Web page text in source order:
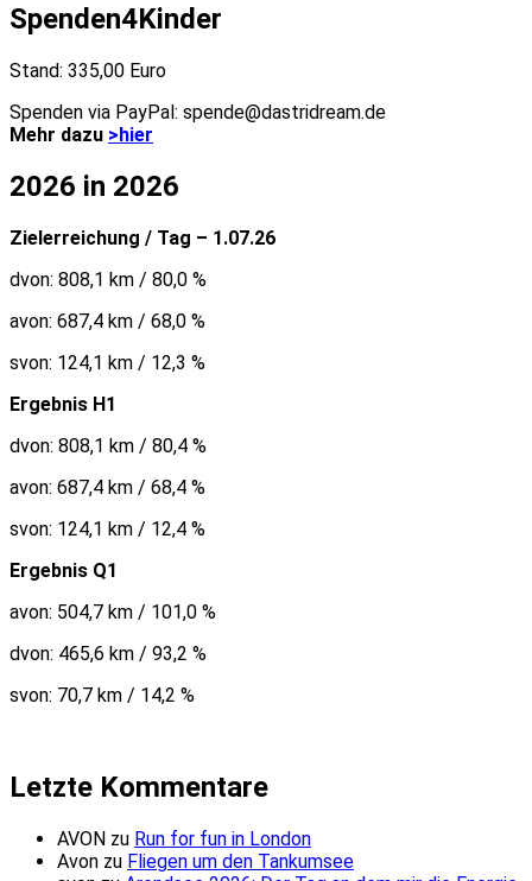
Spenden4Kinder
Stand: 335,00 Euro
Spenden via PayPal: spende@dastridream.de
Mehr dazu >hier
2026 in 2026
Zielerreichung / Tag – 1.07.26
dvon: 808,1 km / 80,0 %
avon: 687,4 km / 68,0 %
svon: 124,1 km / 12,3 %
Ergebnis H1
dvon: 808,1 km / 80,4 %
avon: 687,4 km / 68,4 %
svon: 124,1 km / 12,4 %
Ergebnis Q1
avon: 504,7 km / 101,0 %
dvon: 465,6 km / 93,2 %
svon: 70,7 km / 14,2 %
Letzte Kommentare
AVON zu Run for fun in London
Avon zu Fliegen um den Tankumsee